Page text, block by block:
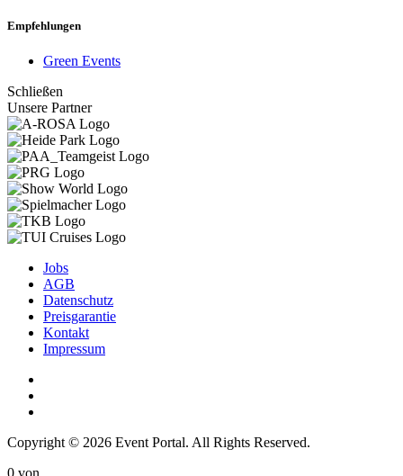
Empfehlungen
Green Events
Schließen
Unsere Partner
Jobs
AGB
Datenschutz
Preisgarantie
Kontakt
Impressum
Copyright © 2026 Event Portal. All Rights Reserved.